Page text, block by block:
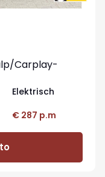
Carplay-
Elektrisch
€ 287 p.m